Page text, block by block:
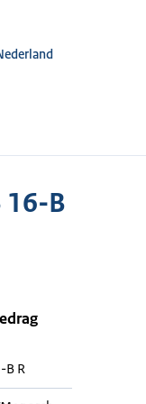
16-B
B R